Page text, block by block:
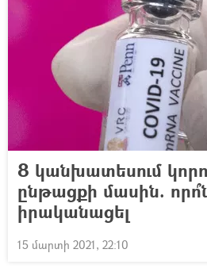
8 կանխատեսում
ընթացքի մասին.
իրականացել
15 մարտի 2021, 22:10